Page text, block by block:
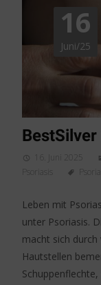
16
Juni/25
16. Juni 2025
Leben mit
unter Psoriasis.
macht sich
Hautstellen
Schuppenflechte,